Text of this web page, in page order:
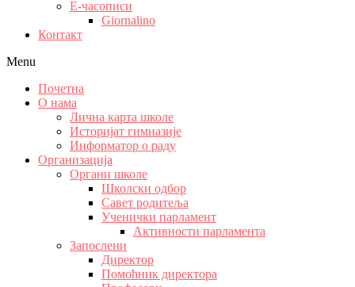
Е-часописи
Giornalino
Контакт
Menu
Почетна
О нама
Лична карта школе
Историјат гимназије
Информатор о раду
Организација
Органи школе
Школски одбор
Савет родитеља
Ученички парламент
Активности парламента
Запослени
Директор
Помоћник директора